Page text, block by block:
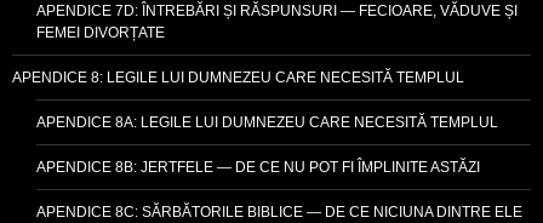
APENDICE 7D: ÎNTREBĂRI ȘI RĂSPUNSURI — FECIOARE, VĂDUVE ȘI
FEMEI DIVORȚATE
APENDICE 8: LEGILE LUI DUMNEZEU CARE NECESITĂ TEMPLUL
APENDICE 8A: LEGILE LUI DUMNEZEU CARE NECESITĂ TEMPLUL
APENDICE 8B: JERTFELE — DE CE NU POT FI ÎMPLINITE ASTĂZI
APENDICE 8C: SĂRBĂTORILE BIBLICE — DE CE NICIUNA DINTRE ELE